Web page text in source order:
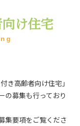
け住宅
き高齢者向け住宅」
の募集も行っており
集要項をご覧くださ